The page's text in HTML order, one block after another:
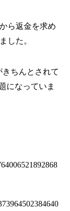
ら返金を求め
した。
きちんとされて
になっていま